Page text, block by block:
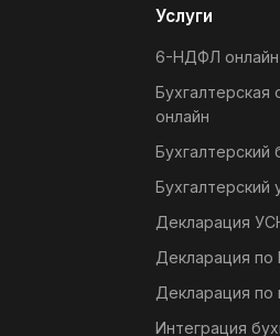
Услуги
6-НДФЛ онлайн
Бухгалтерская
онлайн
Бухгалтерский
Бухгалтерский
Декларация
Декларация
Декларация по
Интеграция